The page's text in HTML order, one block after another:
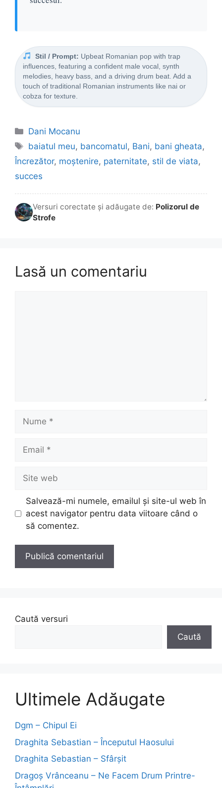
Stil / Prompt: Upbeat Romanian pop with trap
influences, featuring a confident male vocal, synth
melodies, heavy bass, and a driving drum beat. Add a
touch of traditional Romanian instruments like nai or
cobza for texture.
Categorii
Dani Mocanu
Etichete
baiatul meu, bancomatul, Bani, bani gheata,
Încrezător, moștenire, paternitate, stil de viata,
succes
Versuri corectate și adăugate de: Polizorul de
Strofe
Lasă un comentariu
web
Salvează-mi numele, emailul și site-ul web în
acest navigator pentru data viitoare când o
să comentez.
Caută versuri
Caută
Ultimele Adăugate
Dgm – Chipul Ei
Draghita Sebastian – Începutul Haosului
Draghita Sebastian – Sfârșit
Dragoş Vrânceanu – Ne Facem Drum Printre-